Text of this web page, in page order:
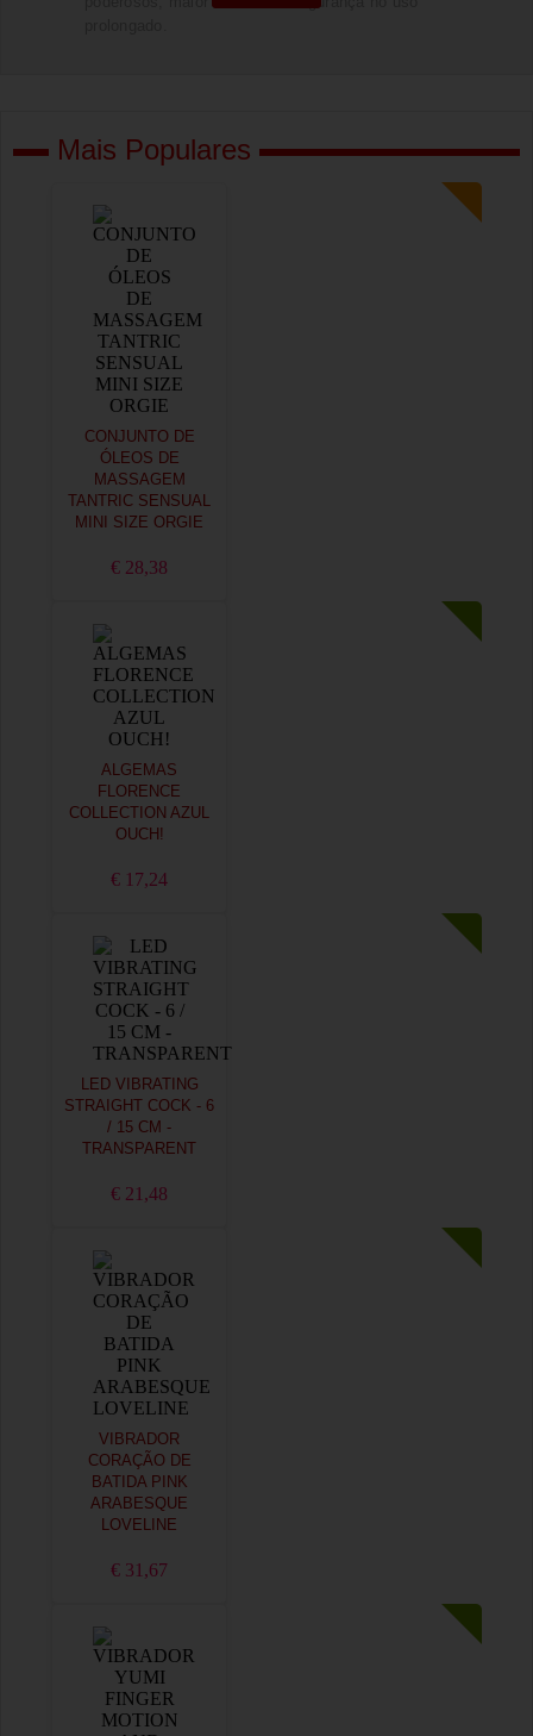
Mais Populares
CONJUNTO DE
ÓLEOS DE
MASSAGEM
TANTRIC SENSUAL
MINI SIZE ORGIE
€ 28,38
ALGEMAS
FLORENCE
COLLECTION AZUL
OUCH!
€ 17,24
LED VIBRATING
STRAIGHT COCK - 6
/ 15 CM -
TRANSPARENT
€ 21,48
VIBRADOR
CORAÇÃO DE
BATIDA PINK
ARABESQUE
LOVELINE
€ 31,67